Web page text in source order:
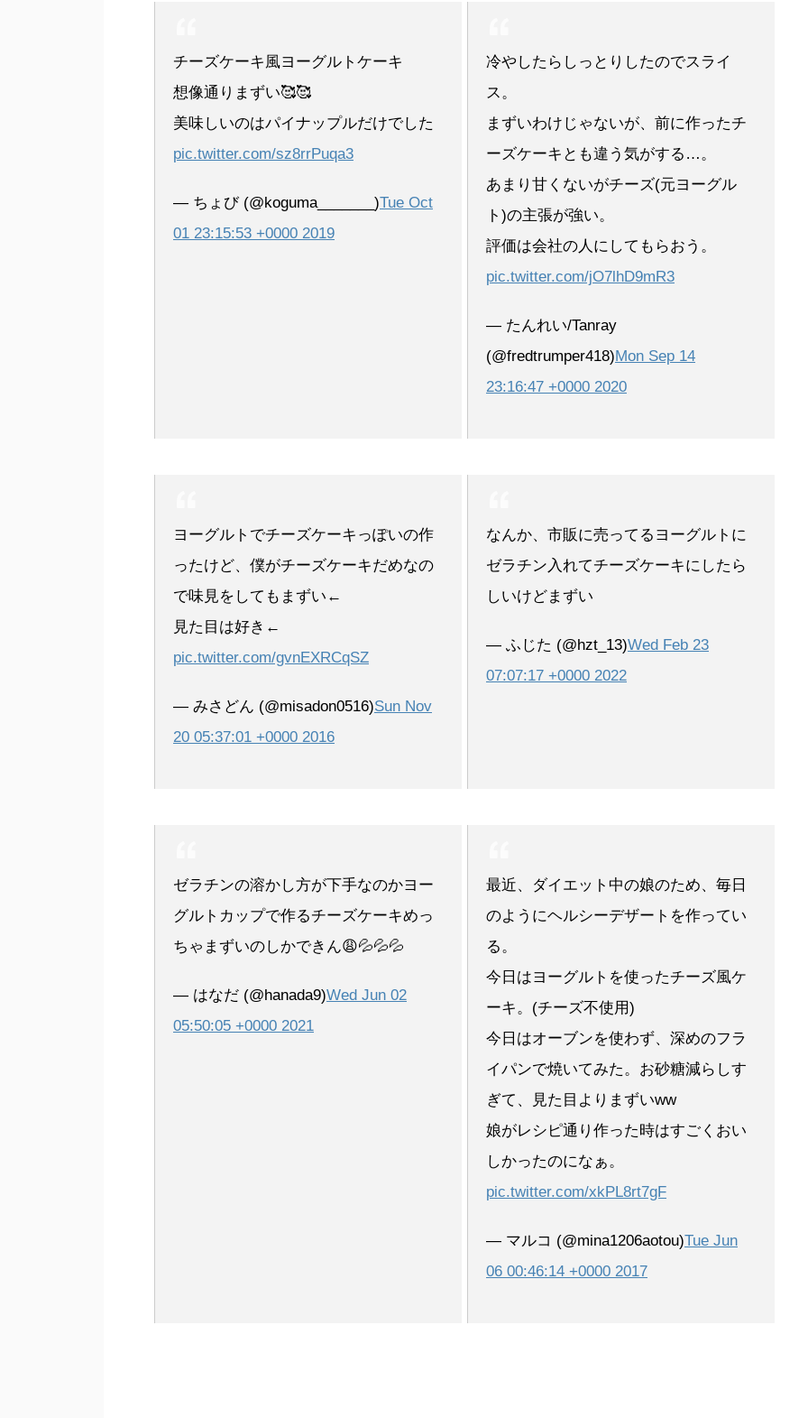
チーズケーキ風ヨーグルトケーキ
想像通りまずい🥰🥰
美味しいのはパイナップルだけでした
pic.twitter.com/sz8rrPuqa3
— ちょび (@koguma_______)Tue Oct
01 23:15:53 +0000 2019
冷やしたらしっとりしたのでスライ
ス。
まずいわけじゃないが、前に作ったチ
ーズケーキとも違う気がする…。
あまり甘くないがチーズ(元ヨーグル
ト)の主張が強い。
評価は会社の人にしてもらおう。
pic.twitter.com/jO7lhD9mR3
— たんれい/Tanray
(@fredtrumper418)Mon Sep 14
23:16:47 +0000 2020
ヨーグルトでチーズケーキっぽいの作
ったけど、僕がチーズケーキだめなの
で味見をしてもまずい←
見た目は好き←
pic.twitter.com/gvnEXRCqSZ
— みさどん (@misadon0516)Sun Nov
20 05:37:01 +0000 2016
なんか、市販に売ってるヨーグルトに
ゼラチン入れてチーズケーキにしたら
しいけどまずい
— ふじた (@hzt_13)Wed Feb 23
07:07:17 +0000 2022
ゼラチンの溶かし方が下手なのかヨー
グルトカップで作るチーズケーキめっ
ちゃまずいのしかできん😩💦💦💦
— はなだ (@hanada9)Wed Jun 02
05:50:05 +0000 2021
最近、ダイエット中の娘のため、毎日
のようにヘルシーデザートを作ってい
る。
今日はヨーグルトを使ったチーズ風ケ
ーキ。(チーズ不使用)
今日はオーブンを使わず、深めのフラ
イパンで焼いてみた。お砂糖減らしす
ぎて、見た目よりまずいww
娘がレシピ通り作った時はすごくおい
しかったのになぁ。
pic.twitter.com/xkPL8rt7gF
— マルコ (@mina1206aotou)Tue Jun
06 00:46:14 +0000 2017